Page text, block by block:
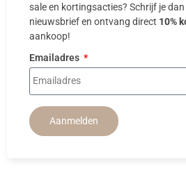
sale en kortingsacties? Schrijf je
nieuwsbrief en ontvang direct 10%
aankoop!
Emailadres
Aanmelden